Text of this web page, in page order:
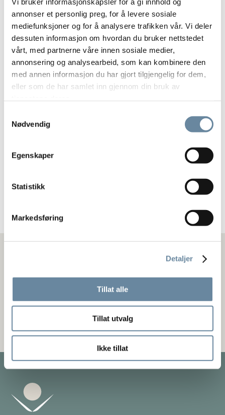
annonser et personlig preg, for å levere sosiale
mediefunksjoner og for å analysere trafikken vår. Vi deler
dessuten informasjon om hvordan du bruker nettstedet
vårt, med partnerne våre innen sosiale medier,
annonsering og analysearbeid, som kan kombinere den
med annen informasjon du har gjort tilgjengelig for dem,
eller som de har samlet inn gjennom din bruk av
Nødvendig
Egenskaper
Statistikk
Markedsføring
Detaljer
Tillat alle
Tillat utvalg
Ikke tillat
Martin Herneblad-Due
konsultasjoner i Limiceph. Der jobber også grunnleggeren av
Limiceph, Martin
Les mer
Meld deg på nyhetsbrev